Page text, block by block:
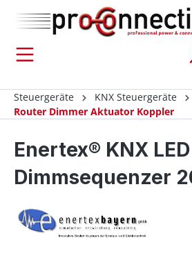
springen
Steuergeräte
KNX Steuergeräte
Router Dimmer Aktuator Koppler
Enertex® KNX LED
Dimmsequenzer